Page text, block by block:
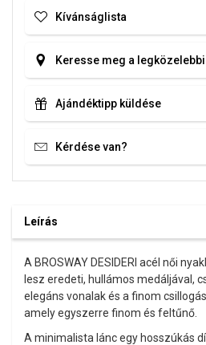
Kívánságlista
Keresse meg a
Ajándéktipp küldése
Kérdése van?
Leírás
A BROSWAY DESIDERI acél női
lesz eredeti, hullámos medáljával,
elegáns vonalak és a finom
amely egyszerre finom és feltűnő.
A minimalista lánc egy hosszúkás